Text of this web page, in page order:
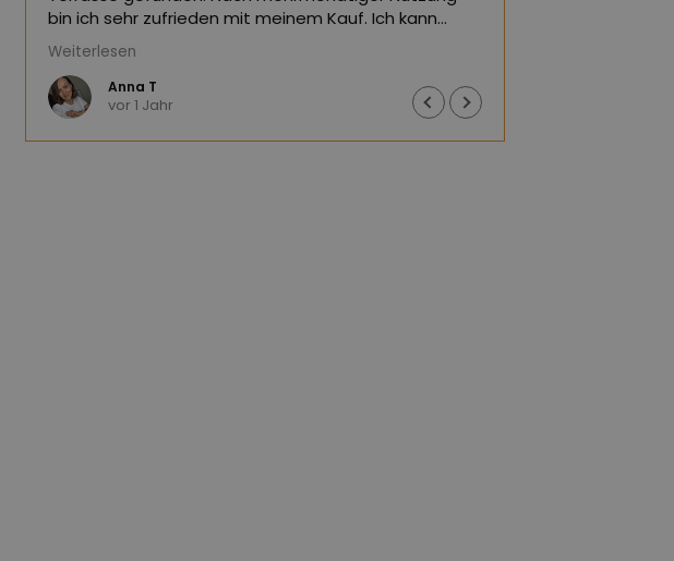
bin ich sehr zufrieden mit meinem Kauf. Ich kann
diesen Laden nur empfehlen.
(Von Google übersetzt,
Weiterlesen
Anna T
vor 1 Jahr